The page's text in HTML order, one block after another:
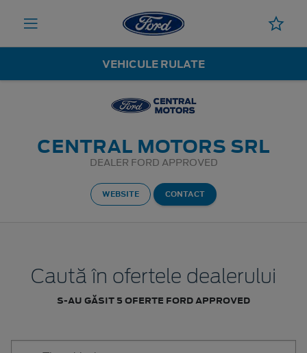
VEHICULE RULATE
CENTRAL MOTORS SRL
DEALER FORD APPROVED
WEBSITE CONTACT
Caută în ofertele dealerului
S-AU GĂSIT 5 OFERTE FORD APPROVED